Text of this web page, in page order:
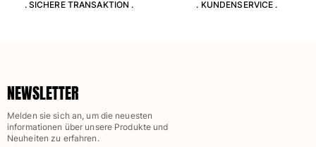
Shirts
Shorts
. SICHERE TRANSAKTION . . KUNDENSERVICE .
NEWSLETTER
Melden sie sich an, um die neuesten
informationen über unsere Produkte und
Neuheiten zu erfahren.